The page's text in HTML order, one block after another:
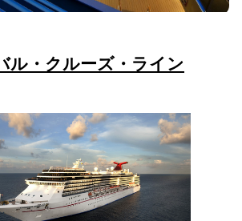
ル・クルーズ・ライン